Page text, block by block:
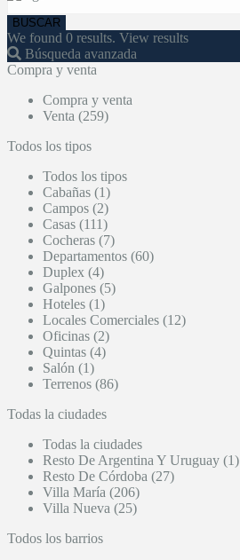
We found 0 results. View results
Búsqueda avanzada
Compra y venta
Compra y venta
Venta (259)
Todos los tipos
Todos los tipos
Cabañas (1)
Campos (2)
Casas (111)
Cocheras (7)
Departamentos (60)
Duplex (4)
Galpones (5)
Hoteles (1)
Locales Comerciales (12)
Oficinas (2)
Quintas (4)
Salón (1)
Terrenos (86)
Todas la ciudades
Todas la ciudades
Resto De Argentina Y Uruguay (1)
Resto De Córdoba (27)
Villa María (206)
Villa Nueva (25)
Todos los barrios